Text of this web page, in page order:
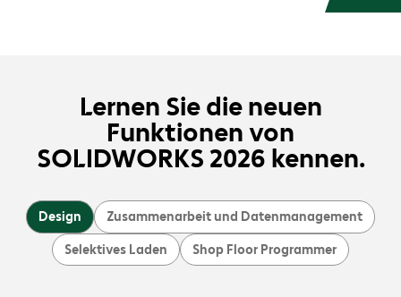
Lernen Sie die neuen
Funktionen von
SOLIDWORKS 2026 kennen.
Design Zusammenarbeit und Datenmanagement
Selektives Laden Shop Floor Programmer